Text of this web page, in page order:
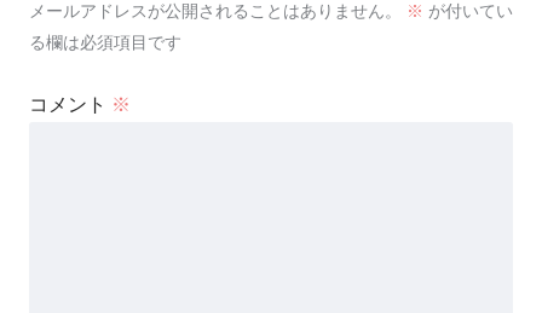
メールアドレスが公開されることはありません。 ※ が付いてい
る欄は必須項目です
コメント ※